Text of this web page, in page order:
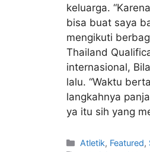
keluarga.
bisa buat saya
mengikuti
Thailand
internasional,
lalu. “Waktu
langkahnya
ya itu sih yang
Atletik, Featured,